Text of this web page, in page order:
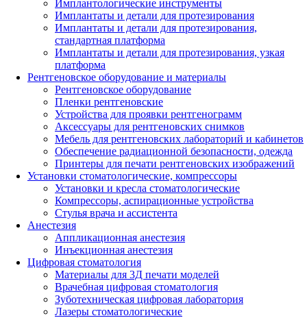
Имплантологические инструменты
Имплантаты и детали для протезирования
Имплантаты и детали для протезирования,
стандартная платформа
Имплантаты и детали для протезирования, узкая
платформа
Рентгеновское оборудование и материалы
Рентгеновское оборудование
Пленки рентгеновские
Устройства для проявки рентгенограмм
Аксессуары для рентгеновских снимков
Мебель для рентгеновских лабораторий и кабинетов
Обеспечение радиационной безопасности, одежда
Принтеры для печати рентгеновских изображений
Установки стоматологические, компрессоры
Установки и кресла стоматологические
Компрессоры, аспирационные устройства
Стулья врача и ассистента
Анестезия
Аппликационная анестезия
Инъекционная анестезия
Цифровая стоматология
Материалы для 3Д печати моделей
Врачебная цифровая стоматология
Зуботехническая цифровая лаборатория
Лазеры стоматологические